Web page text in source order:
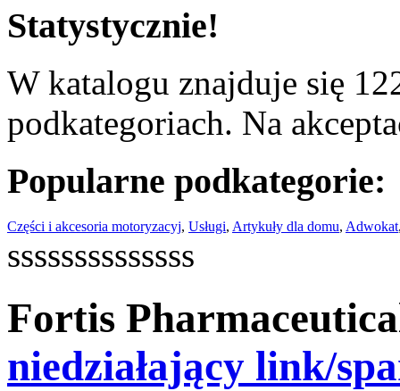
Statystycznie!
W katalogu znajduje się
podkategoriach. Na
Popularne podkategorie:
Części i akcesoria motoryzacyj, Usługi, Artykuły dla domu, Adwokat
ssssssssssssss
Fortis
niedziałający link/